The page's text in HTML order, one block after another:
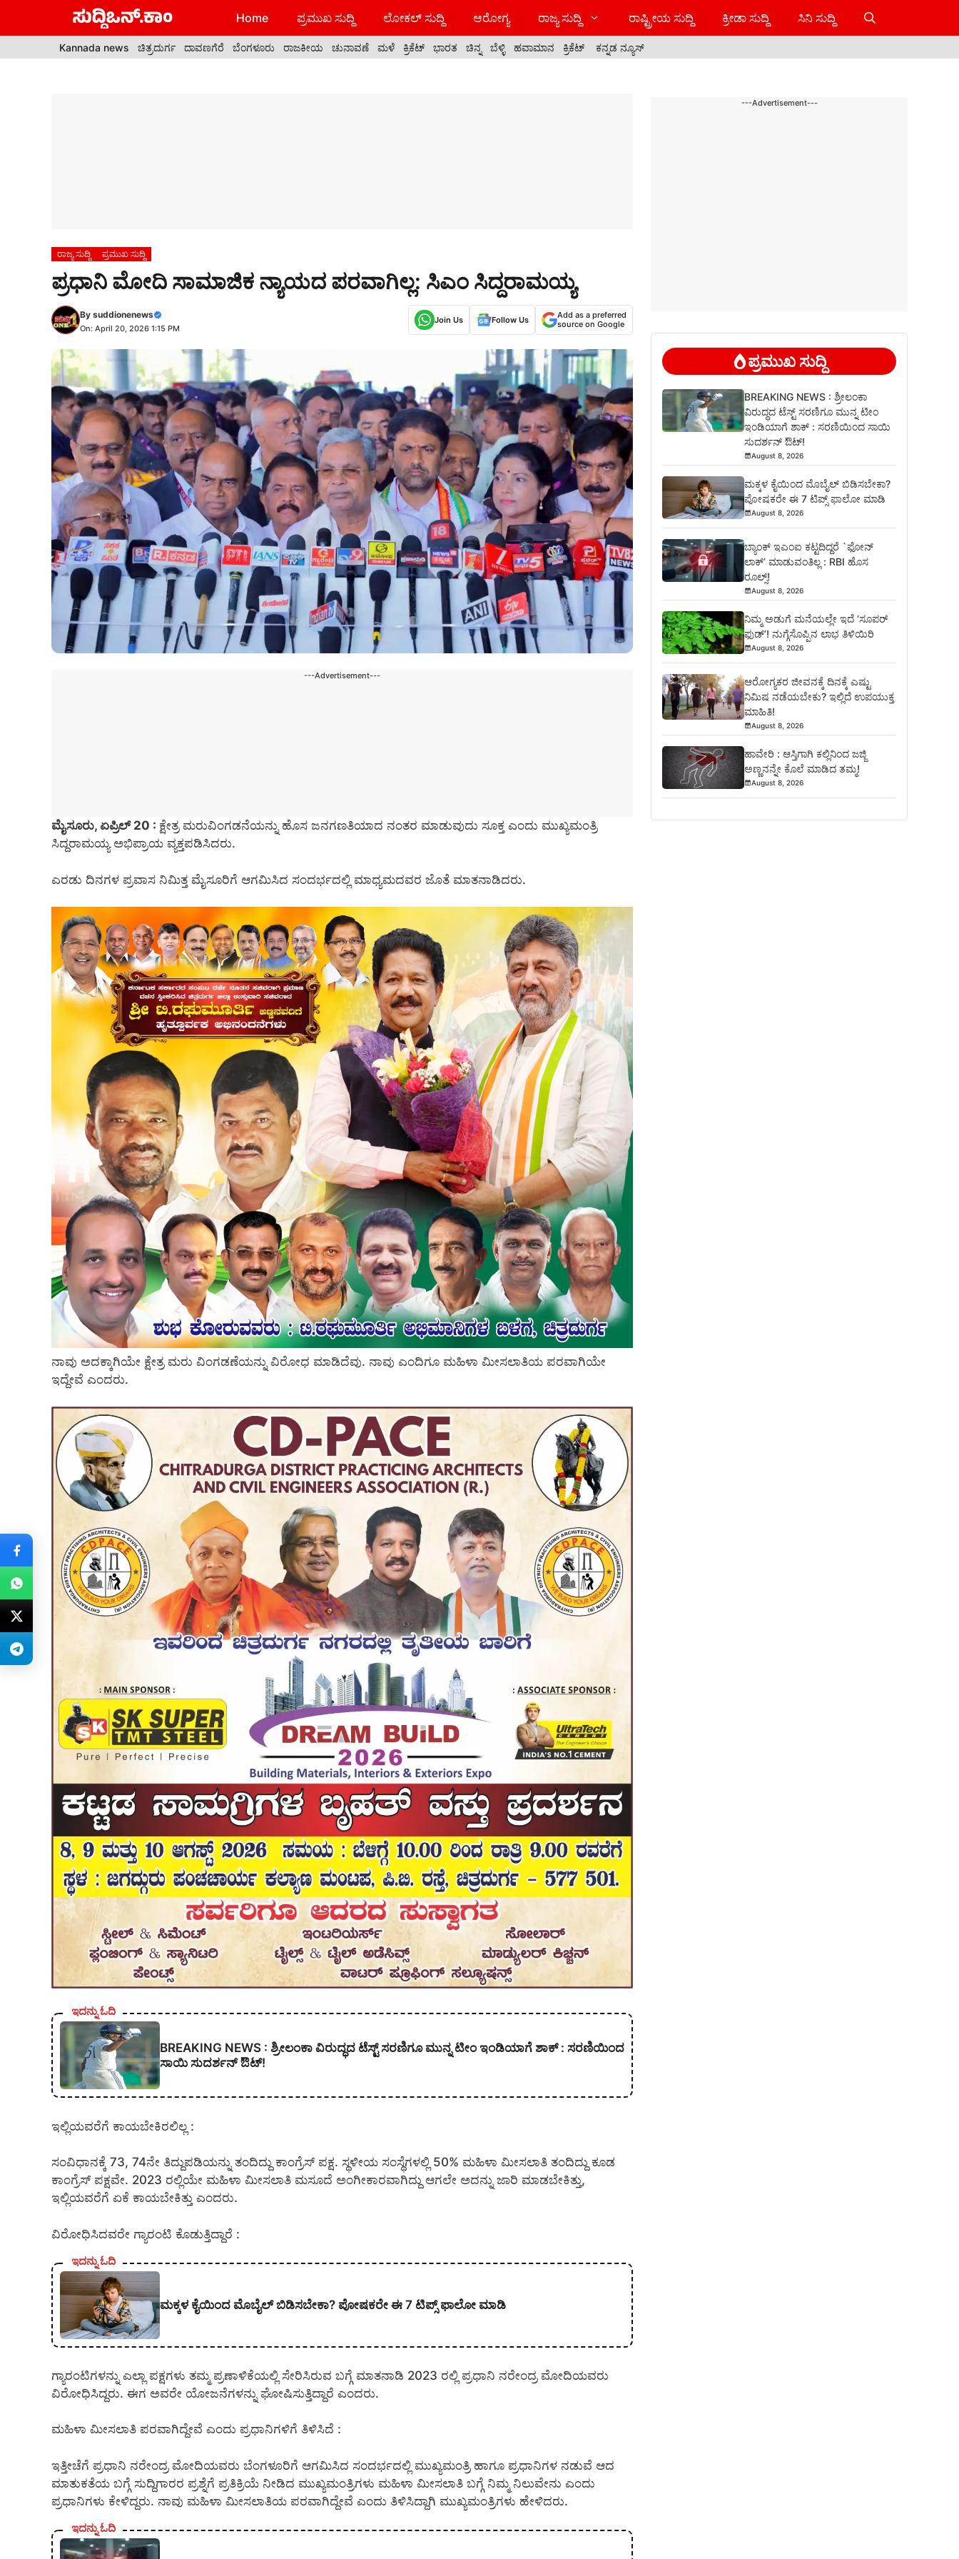
Home ಪ್ರಮುಖ ಸುದ್ದಿ ಲೋಕಲ್ ಸುದ್ದಿ ಆರೋಗ್ಯ ರಾಜ್ಯ ಸುದ್ದಿ ರಾಷ್ಟ್ರೀಯ ಸುದ್ದಿ ಕ್ರೀಡಾ ಸುದ್ದಿ ಸಿನಿ ಸುದ್ದಿ
Kannada news ಚಿತ್ರದುರ್ಗ ದಾವಣಗೆರೆ ಬೆಂಗಳೂರು ರಾಜಕೀಯ ಚುನಾವಣೆ ಮಳೆ ಕ್ರಿಕೆಟ್ ಭಾರತ ಚಿನ್ನ ಬೆಳ್ಳಿ ಹವಾಮಾನ ಕ್ರಿಕೆಟ್ ಕನ್ನಡ ನ್ಯೂಸ್
ರಾಜ್ಯ ಸುದ್ದಿ ಪ್ರಮುಖ ಸುದ್ದಿ
ಪ್ರಧಾನಿ ಮೋದಿ ಸಾಮಾಜಿಕ ನ್ಯಾಯದ ಪರವಾಗಿಲ್ಲ: ಸಿಎಂ ಸಿದ್ದರಾಮಯ್ಯ
By suddionenews
On: April 20, 2026 1:15 PM
Join Us Follow Us
Add as a preferred
source on Google
---Advertisement---
ಮೈಸೂರು, ಏಪ್ರಿಲ್ 20 : ಕ್ಷೇತ್ರ ಮರುವಿಂಗಡನೆಯನ್ನು ಹೊಸ ಜನಗಣತಿಯಾದ ನಂತರ ಮಾಡುವುದು ಸೂಕ್ತ ಎಂದು ಮುಖ್ಯಮಂತ್ರಿ
ಸಿದ್ದರಾಮಯ್ಯ ಅಭಿಪ್ರಾಯ ವ್ಯಕ್ತಪಡಿಸಿದರು.
ಎರಡು ದಿನಗಳ ಪ್ರವಾಸ ನಿಮಿತ್ತ ಮೈಸೂರಿಗೆ ಆಗಮಿಸಿದ ಸಂದರ್ಭದಲ್ಲಿ ಮಾಧ್ಯಮದವರ ಜೊತೆ ಮಾತನಾಡಿದರು.
ನಾವು ಅದಕ್ಕಾಗಿಯೇ ಕ್ಷೇತ್ರ ಮರು ವಿಂಗಡಣೆಯನ್ನು ವಿರೋಧ ಮಾಡಿದೆವು. ನಾವು ಎಂದಿಗೂ ಮಹಿಳಾ ಮೀಸಲಾತಿಯ ಪರವಾಗಿಯೇ
ಇದ್ದೇವೆ ಎಂದರು.
ಇದನ್ನು ಓದಿ
BREAKING NEWS : ಶ್ರೀಲಂಕಾ ವಿರುದ್ಧದ ಟೆಸ್ಟ್ ಸರಣಿಗೂ ಮುನ್ನ ಟೀಂ ಇಂಡಿಯಾಗೆ ಶಾಕ್ : ಸರಣಿಯಿಂದ
ಸಾಯಿ ಸುದರ್ಶನ್ ಔಟ್!
ಇಲ್ಲಿಯವರೆಗೆ ಕಾಯಬೇಕಿರಲಿಲ್ಲ :
ಸಂವಿಧಾನಕ್ಕೆ 73, 74ನೇ ತಿದ್ದುಪಡಿಯನ್ನು ತಂದಿದ್ದು ಕಾಂಗ್ರೆಸ್ ಪಕ್ಷ. ಸ್ಥಳೀಯ ಸಂಸ್ಥೆಗಳಲ್ಲಿ 50% ಮಹಿಳಾ ಮೀಸಲಾತಿ ತಂದಿದ್ದು ಕೂಡ
ಕಾಂಗ್ರೆಸ್ ಪಕ್ಷವೇ. 2023 ರಲ್ಲಿಯೇ ಮಹಿಳಾ ಮೀಸಲಾತಿ ಮಸೂದೆ ಅಂಗೀಕಾರವಾಗಿದ್ದು ಆಗಲೇ ಅದನ್ನು ಜಾರಿ ಮಾಡಬೇಕಿತ್ತು,
ಇಲ್ಲಿಯವರೆಗೆ ಏಕೆ ಕಾಯಬೇಕಿತ್ತು ಎಂದರು.
ವಿರೋಧಿಸಿದವರೇ ಗ್ಯಾರಂಟಿ ಕೊಡುತ್ತಿದ್ದಾರೆ :
ಇದನ್ನು ಓದಿ
ಮಕ್ಕಳ ಕೈಯಿಂದ ಮೊಬೈಲ್ ಬಿಡಿಸಬೇಕಾ? ಪೋಷಕರೇ ಈ 7 ಟಿಪ್ಸ್ ಫಾಲೋ ಮಾಡಿ
ಗ್ಯಾರಂಟಿಗಳನ್ನು ಎಲ್ಲಾ ಪಕ್ಷಗಳು ತಮ್ಮ ಪ್ರಣಾಳಿಕೆಯಲ್ಲಿ ಸೇರಿಸಿರುವ ಬಗ್ಗೆ ಮಾತನಾಡಿ 2023 ರಲ್ಲಿ ಪ್ರಧಾನಿ ನರೇಂದ್ರ ಮೋದಿಯವರು
ವಿರೋಧಿಸಿದ್ದರು. ಈಗ ಅವರೇ ಯೋಜನೆಗಳನ್ನು ಘೋಷಿಸುತ್ತಿದ್ದಾರೆ ಎಂದರು.
ಮಹಿಳಾ ಮೀಸಲಾತಿ ಪರವಾಗಿದ್ದೇವೆ ಎಂದು ಪ್ರಧಾನಿಗಳಿಗೆ ತಿಳಿಸಿದೆ :
ಇತ್ತೀಚೆಗೆ ಪ್ರಧಾನಿ ನರೇಂದ್ರ ಮೋದಿಯವರು ಬೆಂಗಳೂರಿಗೆ ಆಗಮಿಸಿದ ಸಂದರ್ಭದಲ್ಲಿ ಮುಖ್ಯಮಂತ್ರಿ ಹಾಗೂ ಪ್ರಧಾನಿಗಳ ನಡುವೆ ಆದ
ಮಾತುಕತೆಯ ಬಗ್ಗೆ ಸುದ್ದಿಗಾರರ ಪ್ರಶ್ನೆಗೆ ಪ್ರತಿಕ್ರಿಯೆ ನೀಡಿದ ಮುಖ್ಯಮಂತ್ರಿಗಳು ಮಹಿಳಾ ಮೀಸಲಾತಿ ಬಗ್ಗೆ ನಿಮ್ಮ ನಿಲುವೇನು ಎಂದು
ಪ್ರಧಾನಿಗಳು ಕೇಳಿದ್ದರು. ನಾವು ಮಹಿಳಾ ಮೀಸಲಾತಿಯ ಪರವಾಗಿದ್ದೇವೆ ಎಂದು ತಿಳಿಸಿದ್ದಾಗಿ ಮುಖ್ಯಮಂತ್ರಿಗಳು ಹೇಳಿದರು.
ಇದನ್ನು ಓದಿ
---Advertisement---
ಪ್ರಮುಖ ಸುದ್ದಿ
BREAKING NEWS : ಶ್ರೀಲಂಕಾ
ವಿರುದ್ಧದ ಟೆಸ್ಟ್ ಸರಣಿಗೂ ಮುನ್ನ ಟೀಂ
ಇಂಡಿಯಾಗೆ ಶಾಕ್ : ಸರಣಿಯಿಂದ ಸಾಯಿ
ಸುದರ್ಶನ್ ಔಟ್!
August 8, 2026
ಮಕ್ಕಳ ಕೈಯಿಂದ ಮೊಬೈಲ್ ಬಿಡಿಸಬೇಕಾ?
ಪೋಷಕರೇ ಈ 7 ಟಿಪ್ಸ್ ಫಾಲೋ ಮಾಡಿ
August 8, 2026
ಬ್ಯಾಂಕ್ ಇಎಂಐ ಕಟ್ಟದಿದ್ದರೆ `ಫೋನ್
ಲಾಕ್’ ಮಾಡುವಂತಿಲ್ಲ : RBI ಹೊಸ
ರೂಲ್ಸ್!
August 8, 2026
ನಿಮ್ಮ ಅಡುಗೆ ಮನೆಯಲ್ಲೇ ಇದೆ ‘ಸೂಪರ್
ಫುಡ್’! ನುಗ್ಗೆಸೊಪ್ಪಿನ ಲಾಭ ತಿಳಿಯಿರಿ
August 8, 2026
ಆರೋಗ್ಯಕರ ಜೀವನಕ್ಕೆ ದಿನಕ್ಕೆ ಎಷ್ಟು
ನಿಮಿಷ ನಡೆಯಬೇಕು? ಇಲ್ಲಿದೆ ಉಪಯುಕ್ತ
ಮಾಹಿತಿ!
August 8, 2026
ಹಾವೇರಿ : ಆಸ್ತಿಗಾಗಿ ಕಲ್ಲಿನಿಂದ ಜಜ್ಜಿ
ಅಣ್ಣನನ್ನೇ ಕೊಲೆ ಮಾಡಿದ ತಮ್ಮ!
August 8, 2026